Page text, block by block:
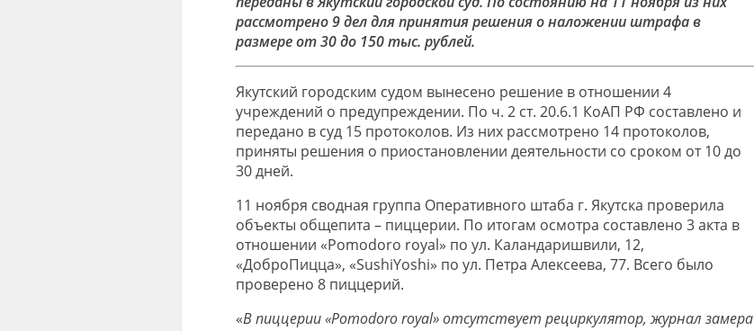
рассмотрено 9 дел для принятия решения о наложении штрафа в
размере от 30 до 150 тыс. рублей.
Якутский городским судом вынесено решение в отношении 4
учреждений о предупреждении. По ч. 2 ст. 20.6.1 КоАП РФ составлено и
передано в суд 15 протоколов. Из них рассмотрено 14 протоколов,
приняты решения о приостановлении деятельности со сроком от 10 до
30 дней.
11 ноября сводная группа Оперативного штаба г. Якутска проверила
объекты общепита – пиццерии. По итогам осмотра составлено 3 акта в
отношении «Pomodoro royal» по ул. Каландаришвили, 12,
«ДоброПицца», «SushiYoshi» по ул. Петра Алексеева, 77. Всего было
проверено 8 пиццерий.
«В пиццерии «Pomodoro royal» отсутствует рециркулятор, журнал замера